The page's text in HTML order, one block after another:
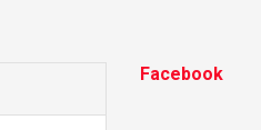
Facebook